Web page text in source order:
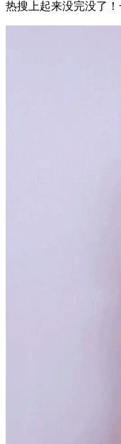
热搜上起来没完没了